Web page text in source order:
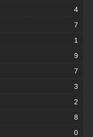
4
7
1
9
7
3
2
8
0